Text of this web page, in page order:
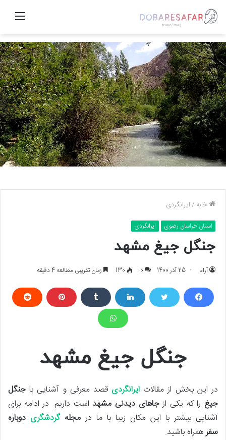
منو
خانه /ایرانگردی
استان خراسان رضوی ایرانگردی
جنگل جیغ مشهد
آرام 25 آذر 1400 0
130 زمان تقریبی مطالعه 4 دقیقه
جنگل جیغ مشهد
در این بخش از مقالات ایرانگردی قصد معرفی و آشنایی باجنگل
جیغ را که یکی ازجاهای دیدنی مشهد است داریم. در ادامه برای
آشنایی بیشتر با این مکان زیبا با ما در مجلهگردشگری دوباره
سفرهمراه باشید.